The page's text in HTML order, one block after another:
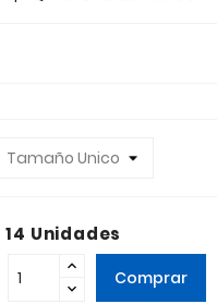
14 Unidades
Comprar